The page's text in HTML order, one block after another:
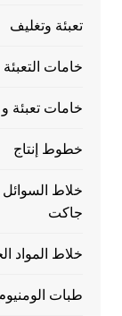
تعبئة وتغليف
خامات التعبئة
خامات تعبئة
خطوط إنتاج
خلاط
جاكت
خلاط المواد
طبات